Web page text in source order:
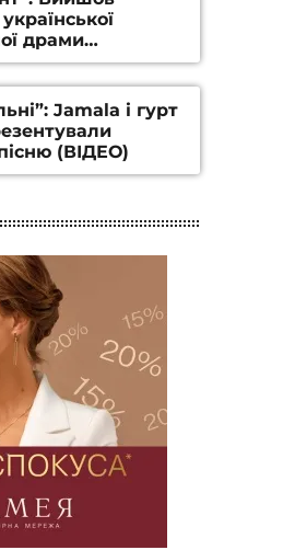
драми
Гуренка та
(ВІДЕО)
Jamala і гурт
(ВІДЕО)